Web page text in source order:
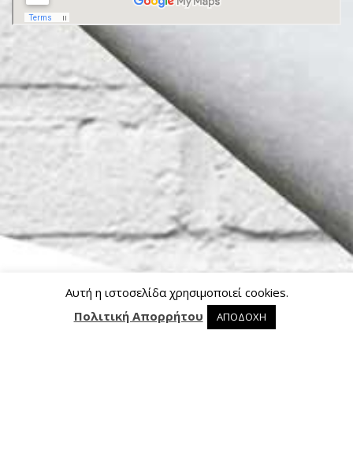
0 0 προϊόντα στο καλάθι
Αυτή η ιστοσελίδα χρησιμοποιεί cookies.
Πολιτική Απορρήτου
ΑΠΟΔΟΧΗ